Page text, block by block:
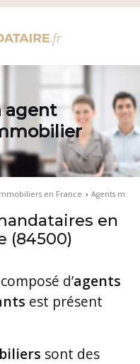
agent
en France › Agents
en
(84500)
composé d’agents
est présent
sont des